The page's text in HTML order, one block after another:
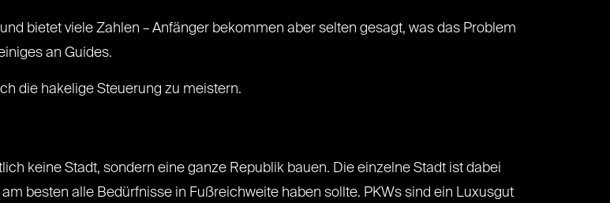
bietet viele Zahlen – Anfänger bekommen aber selten gesagt, was das Problem
an Guides.
die hakelige Steuerung zu meistern.
keine Stadt, sondern eine ganze Republik bauen. Die einzelne Stadt ist dabei
besten alle Bedürfnisse in Fußreichweite haben sollte. PKWs sind ein Luxusgut